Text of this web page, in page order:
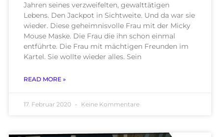
Jahren seines verzweifelten, gewalttätigen
Lebens. Den Jackpot in Sichtweite. Und da war sie
wieder. Diese geheimnisvolle Frau mit der Micky
Mouse Maske. Die Frau die ihn schon einmal
entführte. Die Frau mit mächtigen Freunden im
Kartel. Sie wollte wieder alles. Sein
READ MORE »
17. Februar 2020 Keine Kommentare